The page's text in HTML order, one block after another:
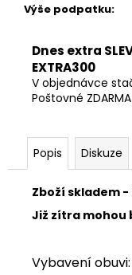
Výše podpatku:
Dnes extra
EXTRA300
V objednávce
Poštovné ZDARMA
Popis Diskuze
Zboží skladem
Již zítra mohou
Vybavení obuvi: